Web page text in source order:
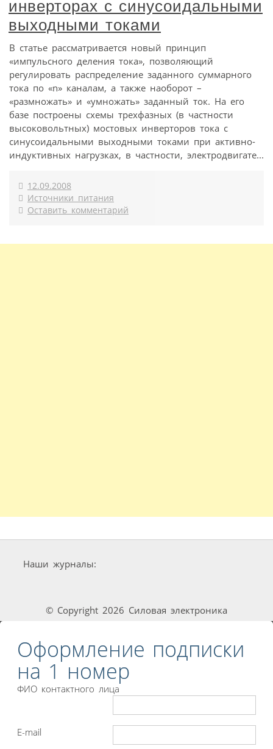
инверторах с синусоидальными
выходными токами
В статье рассматривается новый принцип
«импульсного деления тока», позволяющий
регулировать распределение заданного суммарного
тока по «n» каналам, а также наоборот –
«размножать» и «умножать» заданный ток. На его
базе построены схемы трехфазных (в частности
высоковольтных) мостовых инверторов тока с
синусоидальными выходными токами при активно-
индуктивных нагрузках, в частности, электродвигате...
12.09.2008
Источники питания
Оставить комментарий
Наши журналы:
© Copyright 2026 Силовая электроника
Оформление подписки
на 1 номер
ФИО контактного лица
E-mail